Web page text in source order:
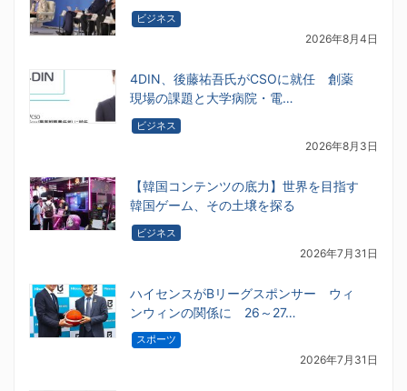
ビジネス
2026年8月4日
4DIN、後藤祐吾氏がCSOに就任 創薬
現場の課題と大学病院・電…
ビジネス
2026年8月3日
【韓国コンテンツの底力】世界を目指す
韓国ゲーム、その土壌を探る
ビジネス
2026年7月31日
ハイセンスがBリーグスポンサー ウィ
ンウィンの関係に 26～27…
スポーツ
2026年7月31日